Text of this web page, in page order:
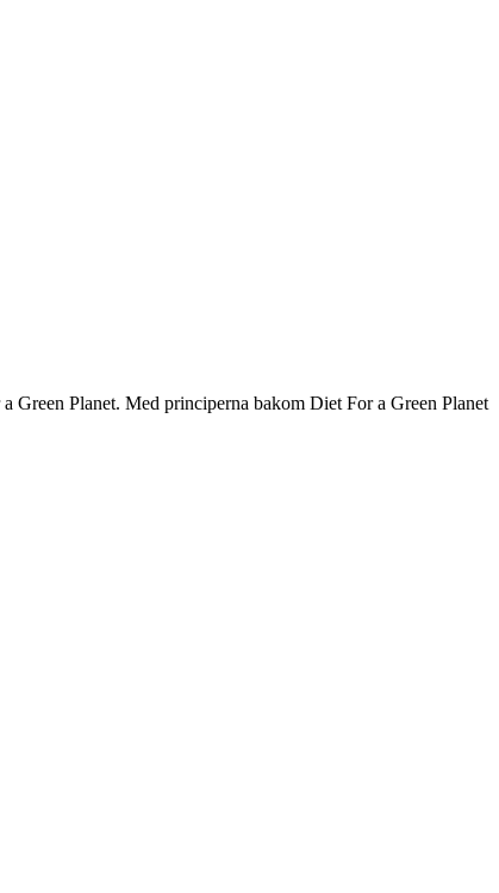
Green Planet. Med principerna bakom Diet For a Green Planet